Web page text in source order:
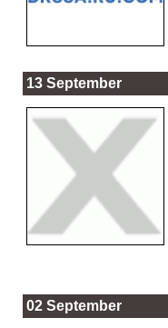
13 September
02 September